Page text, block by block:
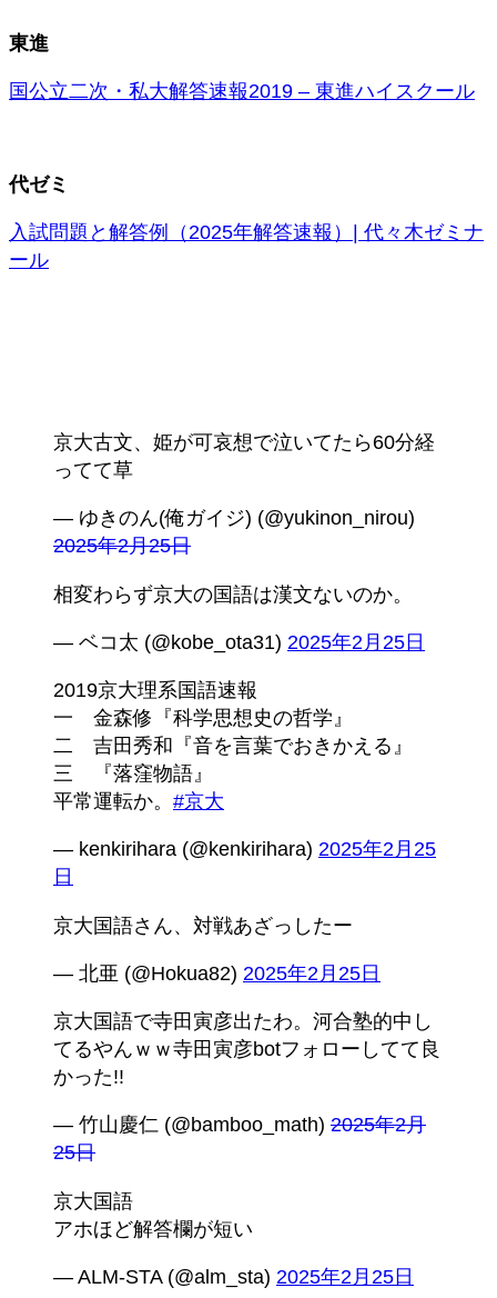
東進
国公立二次・私大解答速報2019 – 東進ハイスクール
代ゼミ
入試問題と解答例（2025年解答速報）| 代々木ゼミナ
ール
京大古文、姫が可哀想で泣いてたら60分経
ってて草
— ゆきのん(俺ガイジ) (@yukinon_nirou)
2025年2月25日
相変わらず京大の国語は漢文ないのか。
— ベコ太 (@kobe_ota31) 2025年2月25日
2019京大理系国語速報
一 金森修『科学思想史の哲学』
二 吉田秀和『音を言葉でおきかえる』
三 『落窪物語』
平常運転か。 #京大
— kenkirihara (@kenkirihara) 2025年2月25
日
京大国語さん、対戦あざっしたー
— 北亜 (@Hokua82) 2025年2月25日
京大国語で寺田寅彦出たわ。河合塾的中し
てるやんｗｗ寺田寅彦botフォローしてて良
かった!!
— 竹山慶仁 (@bamboo_math) 2025年2月
25日
京大国語
アホほど解答欄が短い
— ALM-STA (@alm_sta) 2025年2月25日